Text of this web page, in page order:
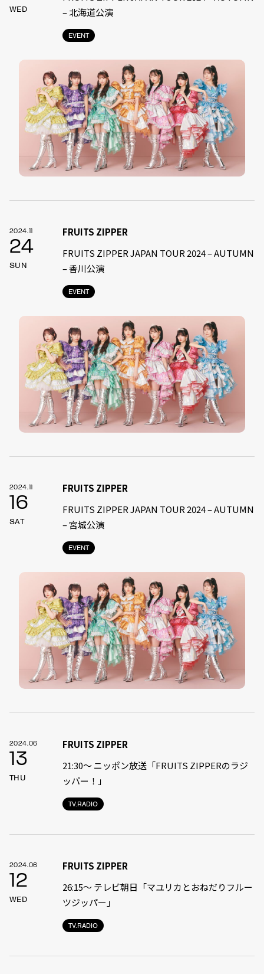
WED
EVENT
– 北海道公演
2024.11
24
SUN
EVENT
FRUITS ZIPPER
FRUITS ZIPPER JAPAN TOUR 2024 – AUTUMN
– 香川公演
2024.11
16
SAT
EVENT
FRUITS ZIPPER
FRUITS ZIPPER JAPAN TOUR 2024 – AUTUMN
– 宮城公演
2024.06
13
THU
TV.RADIO
FRUITS ZIPPER
21:30〜 ニッポン放送「FRUITS ZIPPERのラジ
ッパー！」
2024.06
12
WED
TV.RADIO
FRUITS ZIPPER
26:15～ テレビ朝日「マユリカとおねだりフルー
ツジッパー」